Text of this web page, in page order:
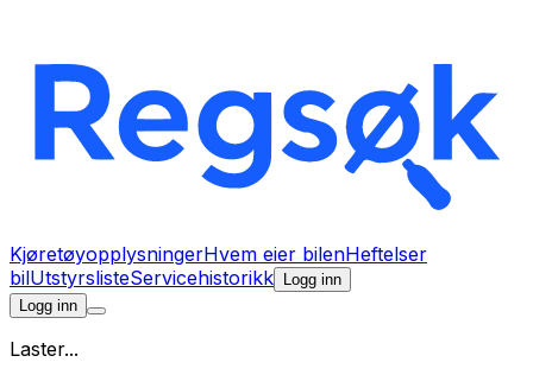
KjøretøyopplysningerHvem eier bilenHeftelser
bilUtstyrslisteServicehistorikk Logg inn
Logg inn
Laster...